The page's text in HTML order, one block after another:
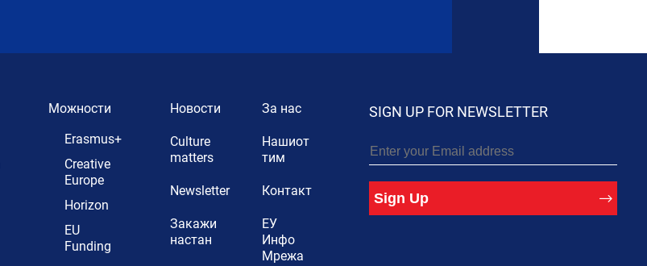
Можности
Erasmus+
Creative
Europe
Horizon
EU
Funding
Новости
Culture
matters
Newsletter
Закажи
настан
За нас
Нашиот
тим
Контакт
ЕУ
Инфо
Мрежа
SIGN UP FOR NEWSLETTER
Sign Up